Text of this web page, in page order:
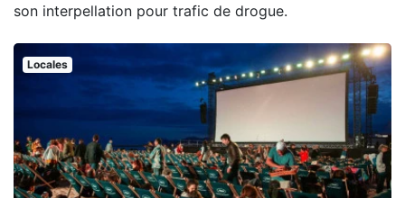
son interpellation pour trafic de drogue.
Locales